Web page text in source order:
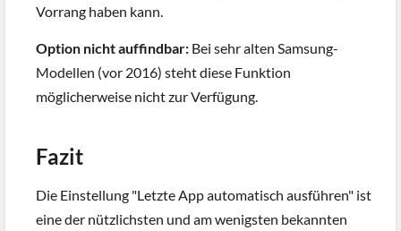
Vorrang haben kann.
Option nicht auffindbar: Bei sehr alten Samsung-
Modellen (vor 2016) steht diese Funktion
möglicherweise nicht zur Verfügung.
Fazit
Die Einstellung "Letzte App automatisch ausführen" ist
eine der nützlichsten und am wenigsten bekannten